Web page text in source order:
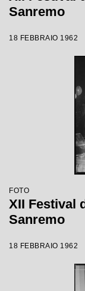
Sanremo
18 FEBBRAIO 1962
FOTO
XII Festival
Sanremo
18 FEBBRAIO 1962